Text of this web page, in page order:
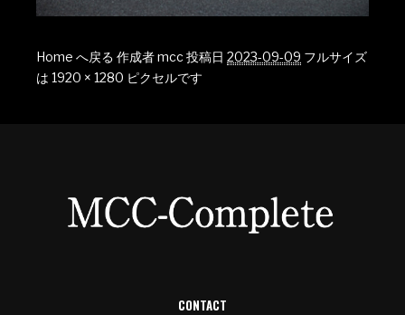
Home へ戻る 作成者mcc投稿日 2023-09-09 フルサイズ
は 1920 × 1280 ピクセルです
CONTACT